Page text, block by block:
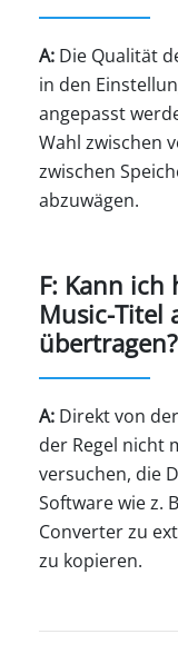
A: Die Qualität
in den
angepasst
Wahl zwischen
zwischen
abzuwägen.
F: Kann
Music-Titel
übertragen?
A: Direkt von
der Regel nicht
versuchen, die
Software wie z.
Converter zu
zu kopieren.